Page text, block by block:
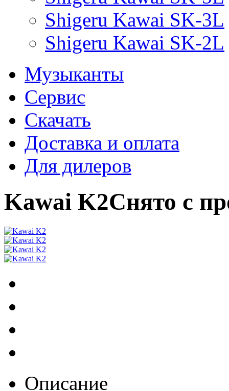
Shigeru Kawai SK-3L
Shigeru Kawai SK-2L
Музыканты
Сервис
Скачать
Доставка и оплата
Для дилеров
Kawai K2Снято с
Описание